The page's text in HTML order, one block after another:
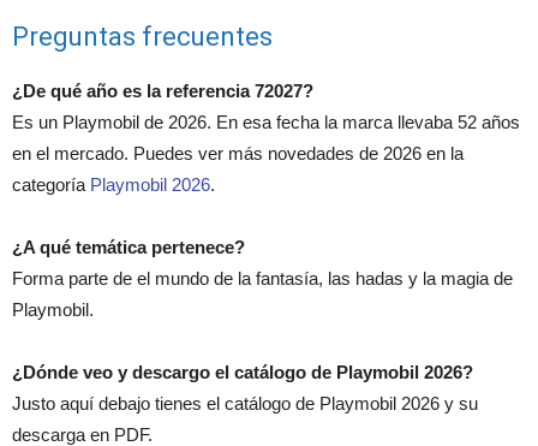
Preguntas frecuentes
¿De qué año es la referencia 72027?
Es un Playmobil de 2026. En esa fecha la marca llevaba 52 años
en el mercado. Puedes ver más novedades de 2026 en la
categoría Playmobil 2026.
¿A qué temática pertenece?
Forma parte de el mundo de la fantasía, las hadas y la magia de
Playmobil.
¿Dónde veo y descargo el catálogo de Playmobil 2026?
Justo aquí debajo tienes el catálogo de Playmobil 2026 y su
descarga en PDF.